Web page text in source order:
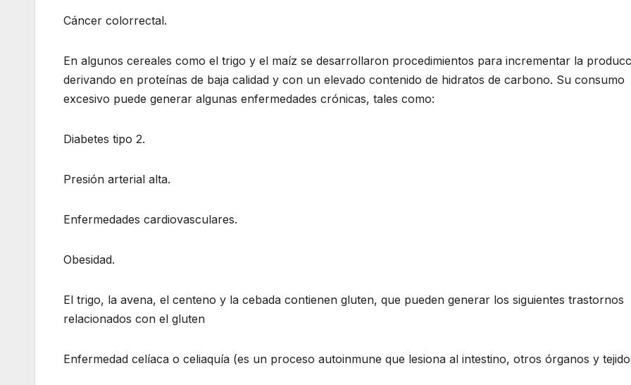
Cáncer colorrectal.
En algunos cereales como el trigo y el maíz se desarrollaron procedimientos para incrementar la
derivando en proteínas de baja calidad y con un elevado contenido de hidratos de carbono. Su consumo
excesivo puede generar algunas enfermedades crónicas, tales como:
Diabetes tipo 2.
Presión arterial alta.
Enfermedades cardiovasculares.
Obesidad.
El trigo, la avena, el centeno y la cebada contienen gluten, que pueden generar los siguientes trastornos
relacionados con el gluten
Enfermedad celíaca o celiaquía (es un proceso autoinmune que lesiona al intestino, otros órganos y